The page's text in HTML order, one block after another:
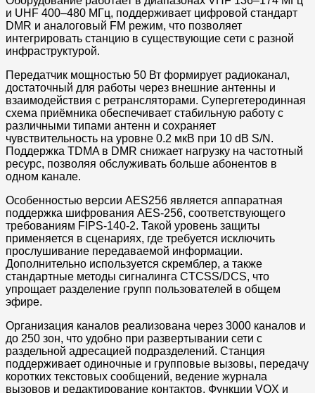
и UHF 400–480 МГц, поддерживает цифровой стандарт
DMR и аналоговый FM режим, что позволяет
интегрировать станцию в существующие сети с разной
инфраструктурой.
Передатчик мощностью 50 Вт формирует радиоканал,
достаточный для работы через внешние антенны и
взаимодействия с ретрансляторами. Супергетеродинная
схема приёмника обеспечивает стабильную работу с
различными типами антенн и сохраняет
чувствительность на уровне 0.2 мкВ при 10 dB S/N.
Поддержка TDMA в DMR снижает нагрузку на частотный
ресурс, позволяя обслуживать больше абонентов в
одном канале.
Особенностью версии AES256 является аппаратная
поддержка шифрования AES-256, соответствующего
требованиям FIPS-140-2. Такой уровень защиты
применяется в сценариях, где требуется исключить
прослушивание передаваемой информации.
Дополнительно используется скремблер, а также
стандартные методы сигналинга CTCSS/DCS, что
упрощает разделение групп пользователей в общем
эфире.
Организация каналов реализована через 3000 каналов и
до 250 зон, что удобно при развертывании сети с
раздельной адресацией подразделений. Станция
поддерживает одиночные и групповые вызовы, передачу
коротких текстовых сообщений, ведение журнала
вызовов и редактирование контактов. Функции VOX и